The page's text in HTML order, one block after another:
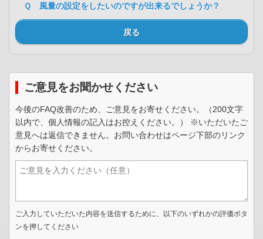
Ｑ 風量の設定をしたいのですが出来るでしょうか？
戻る
ご意見をお聞かせください
今後のFAQ改善のため、ご意見をお寄せください。（200文字
以内で、個人情報の記入はお控えください。） ※いただいたご
意見へは返信できません。お問い合わせはページ下部のリンク
からお寄せください。
ご入力していただいた内容を送信するために、以下のいずれかの評価ボタ
ンを押してください